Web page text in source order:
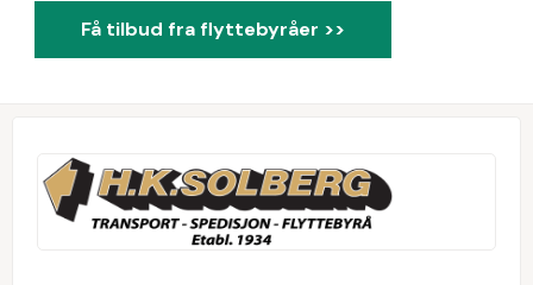
Få tilbud fra flyttebyråer >>